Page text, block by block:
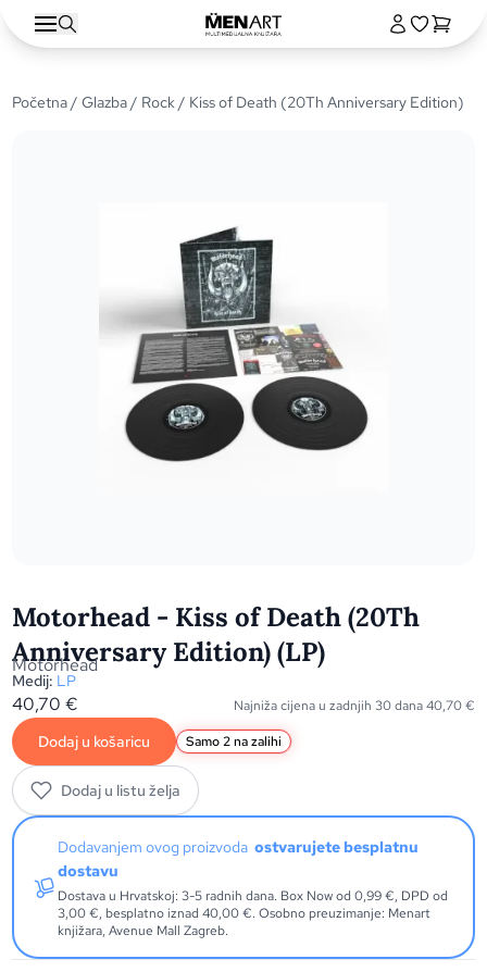
Početna/Glazba/ Rock/ Kiss of Death (20Th Anniversary Edition)
Motorhead - Kiss of Death (20Th
Anniversary Edition) (LP)
Motörhead
Medij: LP
40,70€ Najniža cijena u zadnjih 30 dana40,70€
Dodaj u košaricu Samo 2 na zalihi
Dodaj u listu želja
Dodavanjem ovog proizvodaostvarujete besplatnu
dostavu
Dostava u Hrvatskoj: 3-5 radnih dana. Box Now od 0,99 €, DPD od
3,00 €, besplatno iznad 40,00 €. Osobno preuzimanje: Menart
knjižara, Avenue Mall Zagreb.